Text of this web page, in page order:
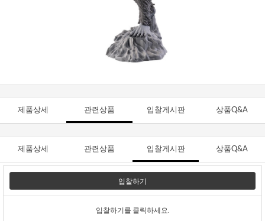
제품상세 관련상품 입찰게시판 상품Q&A
제품상세 관련상품 입찰게시판 상품Q&A
입찰하기
입찰하기를 클릭하세요.